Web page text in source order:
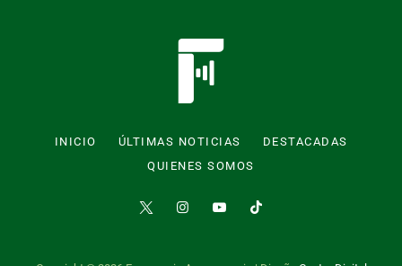
INICIO ÚLTIMAS NOTICIAS
DESTACADAS
QUIENES SOMOS